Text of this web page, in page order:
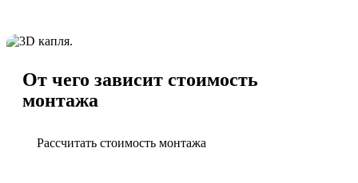
От чего зависит стоимость
монтажа
Рассчитать стоимость монтажа